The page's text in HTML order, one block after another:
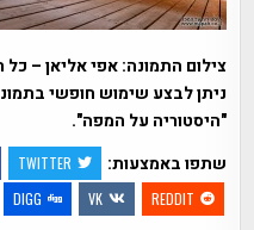
צילום התמונה: אפי אליאן – כל
ניתן לבצע שימוש חופשי
"היסטוריה על המפה".
שתפו באמצעות:
TWITTER
REDDIT
VK
DIGG